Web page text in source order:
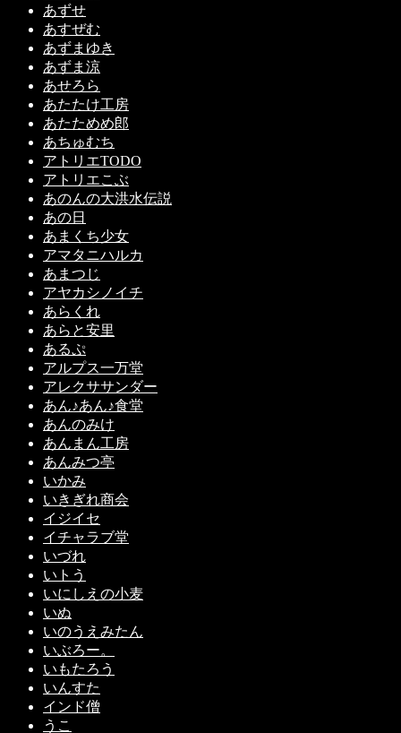
あずせ
あすぜむ
あずまゆき
あずま涼
あせろら
あたたけ工房
あたためめ郎
あちゅむち
アトリエTODO
アトリエこぶ
あのんの大洪水伝説
あの日
あまくち少女
アマタニハルカ
あまつじ
アヤカシノイチ
あらくれ
あらと安里
あるぷ
アルプス一万堂
アレクササンダー
あん♪あん♪食堂
あんのみけ
あんまん工房
あんみつ亭
いかみ
いきぎれ商会
イジイセ
イチャラブ堂
いづれ
いトう
いにしえの小麦
いぬ
いのうえみたん
いぶろー。
いもたろう
いんすた
インド僧
うこ